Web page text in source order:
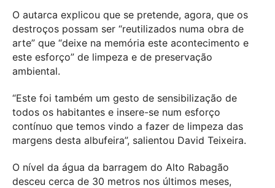
O autarca explicou que se pretende, agora, que os
destroços possam ser “reutilizados numa obra de
arte” que “deixe na memória este acontecimento e
este esforço” de limpeza e de preservação
ambiental.
“Este foi também um gesto de sensibilização de
todos os habitantes e insere-se num esforço
contínuo que temos vindo a fazer de limpeza das
margens desta albufeira”, salientou David Teixeira.
O nível da água da barragem do Alto Rabagão
desceu cerca de 30 metros nos últimos meses,